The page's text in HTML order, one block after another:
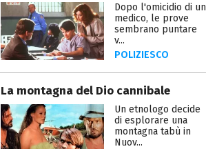
Dopo l'omicidio di un
medico, le prove
sembrano puntare
v...
POLIZIESCO
La montagna del Dio cannibale
Un etnologo decide
di esplorare una
montagna tabù in
Nuov...